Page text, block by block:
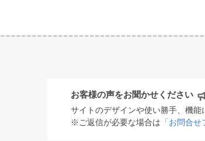
お客様の声をお聞かせください
サイトのデザインや使い勝手、機能
※ご返信が必要な場合は 「お問合せ